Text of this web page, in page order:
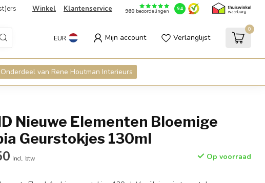
Winkel Klantenservice 960beoordelingen 9.4
EUR Mijn account Verlanglijst
0
Onderdeel van Rene Houtman Interieurs
Nieuwe Elementen Bloemige
Geurstokjes 130ml
Incl. btw Op voorraad